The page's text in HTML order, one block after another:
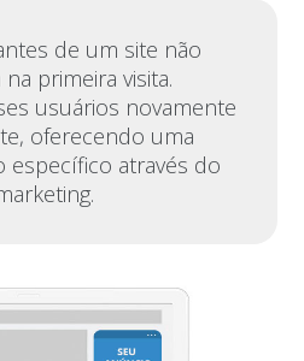
de um site não
primeira visita.
usuários novamente
oferecendo uma
específico através do